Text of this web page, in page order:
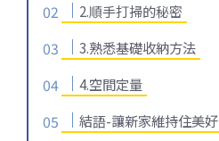
2.順手打掃的秘密
3.熟悉基礎收納方法
4.空間定量
結語-讓新家維持住美好